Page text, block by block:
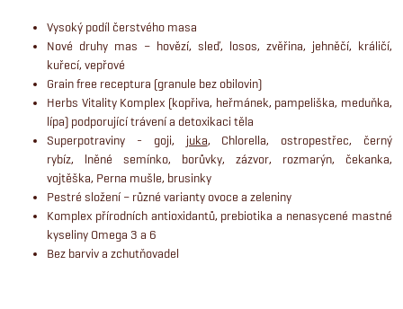
Vysoký podíl čerstvého masa
Nové druhy mas – hovězí, sleď, losos, zvěřina, jehněčí, králičí,
kuřecí, vepřové
Grain free receptura (granule bez obilovin)
Herbs Vitality Komplex (kopřiva, heřmánek, pampeliška, meduňka,
lípa) podporující trávení a detoxikaci těla
Superpotraviny - goji, juka, Chlorella, ostropestřec, černý
rybíz, lněné semínko, borůvky, zázvor, rozmarýn, čekanka,
vojtěška, Perna mušle, brusinky
Pestré složení – různé varianty ovoce a zeleniny
Komplex přírodních antioxidantů, prebiotika a nenasycené mastné
kyseliny Omega 3 a 6
Bez barviv a zchutňovadel